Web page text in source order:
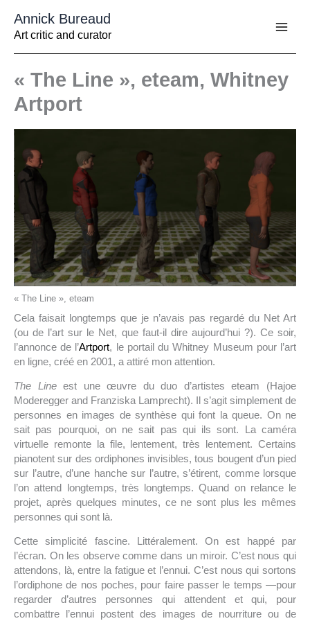
contenu
Annick Bureaud
Art critic and curator
« The Line », eteam, Whitney
Artport
« The Line », eteam
Cela faisait longtemps que je n’avais pas regardé du Net Art
(ou de l’art sur le Net, que faut-il dire aujourd’hui ?). Ce soir,
l’annonce de l’Artport, le portail du Whitney Museum pour l’art
en ligne, créé en 2001, a attiré mon attention.
The Lineest une œuvre du duo d’artistes eteam (Hajoe
Moderegger and Franziska Lamprecht). Il s’agit simplement de
personnes en images de synthèse qui font la queue. On ne
sait pas pourquoi, on ne sait pas qui ils sont. La caméra
virtuelle remonte la file, lentement, très lentement. Certains
pianotent sur des ordiphones invisibles, tous bougent d’un pied
sur l’autre, d’une hanche sur l’autre, s’étirent, comme lorsque
l’on attend longtemps, très longtemps. Quand on relance le
projet, après quelques minutes, ce ne sont plus les mêmes
personnes qui sont là.
Cette simplicité fascine. Littéralement. On est happé par
l’écran. On les observe comme dans un miroir. C’est nous qui
attendons, là, entre la fatigue et l’ennui. C’est nous qui sortons
l’ordiphone de nos poches, pour faire passer le temps —pour
regarder d’autres personnes qui attendent et qui, pour
combattre l’ennui postent des images de nourriture ou de